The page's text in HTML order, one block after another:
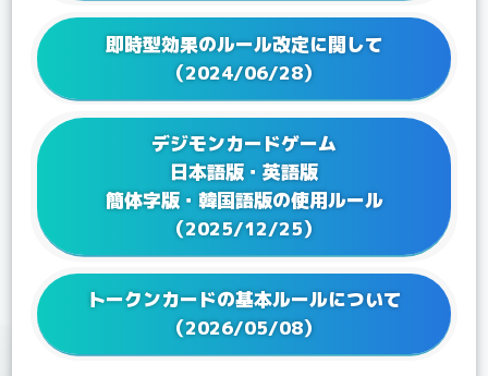
Q&Aを更新！
2023/04/21
2023/02/17
Q&A ブースターパック VSロイヤルナイツ【BT-13】
を更新！
Q&Aを更新！
2022/12/27 Q&Aを更新！
Q&A テーマブースター オルタナティブビーイング
【EX-04】を更新！
2022/12/16 Q&Aを更新！
Q&A アドバンスデッキ ベルゼブモン【ST-14】を更
即時型効果のルール改定に関して
（2024/06/28）
デジモンカードゲーム
日本語版・英語版
簡体字版・韓国語版の使用ルール
（2025/12/25）
トークンカードの基本ルールについて
（2026/05/08）